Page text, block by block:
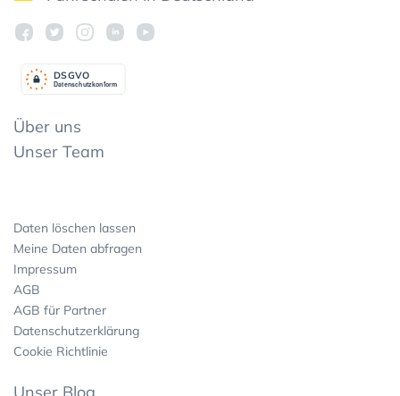
Datenschutzkonform
DSGVO
Über uns
Unser Team
Daten löschen lassen
Meine Daten abfragen
Impressum
AGB
AGB für Partner
Datenschutzerklärung
Cookie Richtlinie